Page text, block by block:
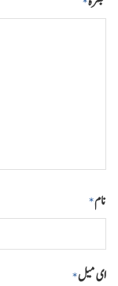
نام*
ای میل*